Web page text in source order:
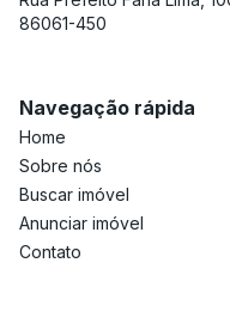
86061-450
Navegação rápida
Home
Sobre nós
Buscar imóvel
Anunciar imóvel
Contato